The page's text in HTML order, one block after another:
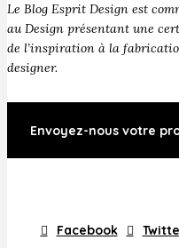
Le Blog Esprit Design est
au Design présentant une
de l’inspiration à la
designer.
Envoyez-nous votre
Facebook